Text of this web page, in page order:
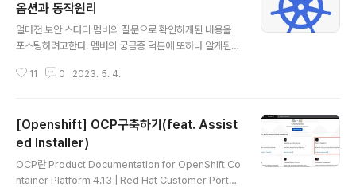
UnKnown : 진단이 실패하여 아무런 핸들러도 호출되지
않음 * 핸들러의 종류 Exec : 컨터이너 내에 지정된 명령
실행을 통해 명령어 상태코드가 0으로 종료되면 진단에 성
주소에 대해 지..
옵션과 동작원리
얼마전 보안 스터디 멤버의 질문으로 확인하게된 내용을
포스팅하려고한다. 멤버의 궁금증 덕분에 또하나 알게된
ubernetes의 Pod의 spec 하위에 존재하는 옵션들에
권고하고 있으니 참고하길 바라며 나의 경우, 필요해서 적
용하기보단 단순히 궁금증으로 확인해봤다. - hostNetw
ork: false 예시 apiVersion: v1 kind: Pod metadat
a: name: test-pod spec: containers: - name: ngi
11 0 2023. 5. 4.
[Openshift] OCP구축하기(feat. Assist
ed Installer)
OCP란 Product Documentation for OpenShift Co
ntainer Platform 4.13 | Red Hat Customer Portal